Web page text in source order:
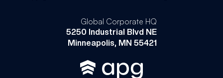
Global Corporate HQ
5250 Industrial Blvd NE
Minneapolis, MN 55421